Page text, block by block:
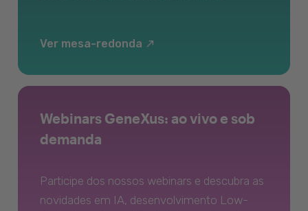
Ver mesa-redonda
Webinars GeneXus: ao vivo e sob
demanda
Participe dos nossos webinars e descubra as
novidades em IA, desenvolvimento Low-